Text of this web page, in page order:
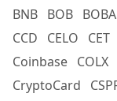
BNB BOB BOBA
CCD
CELO CET
Coinbase COLX
CryptoCard